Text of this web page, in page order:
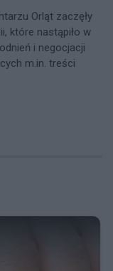
Orląt zaczęły
które nastąpiło w
i negocjacji
m.in. treści